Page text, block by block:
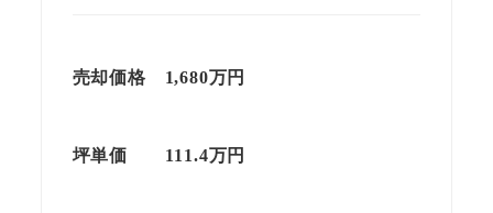
売却価格 1,680万円
坪単価 111.4万円